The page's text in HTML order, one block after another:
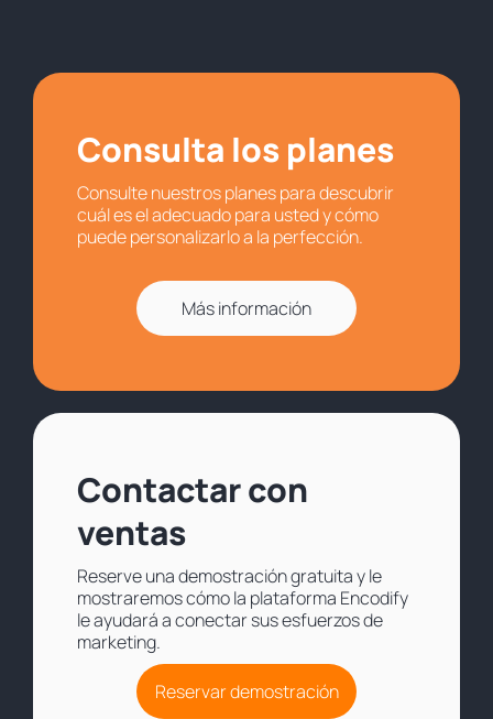
Consulta los planes
Consulte nuestros planes para descubrir
cuál es el adecuado para usted y cómo
puede personalizarlo a la perfección.
Más información
Contactar con
ventas
Reserve una demostración gratuita y le
mostraremos cómo la plataforma Encodify
le ayudará a conectar sus esfuerzos de
marketing.
Reservar demostración